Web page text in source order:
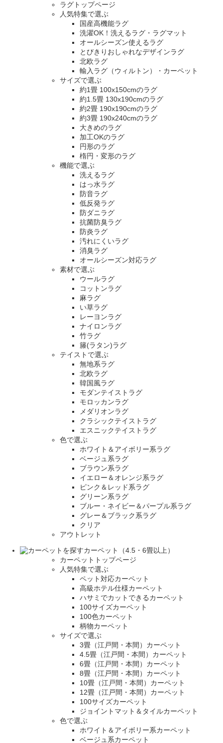
ラグトップページ
人気特集で選ぶ
国産高機能ラグ
洗濯OK！洗えるラグ・ラグマット
オールシーズン使えるラグ
とびきりおしゃれなデザインラグ
北欧ラグ
輸入ラグ（ウィルトン）・カーペット
サイズで選ぶ
約1畳 100x150cmのラグ
約1.5畳 130x190cmのラグ
約2畳 190x190cmのラグ
約3畳 190x240cmのラグ
大きめのラグ
加工OKのラグ
円形のラグ
楕円・変形のラグ
機能で選ぶ
洗えるラグ
はっ水ラグ
防音ラグ
低反発ラグ
防ダニラグ
抗菌防臭ラグ
防炎ラグ
汚れにくいラグ
消臭ラグ
オールシーズン対応ラグ
素材で選ぶ
ウールラグ
コットンラグ
麻ラグ
い草ラグ
レーヨンラグ
ナイロンラグ
竹ラグ
籐(ラタン)ラグ
テイストで選ぶ
無地系ラグ
北欧ラグ
韓国風ラグ
モダンテイストラグ
モロッカンラグ
メダリオンラグ
クラシックテイストラグ
エスニックテイストラグ
色で選ぶ
ホワイト＆アイボリー系ラグ
ベージュ系ラグ
ブラウン系ラグ
イエロー＆オレンジ系ラグ
ピンク＆レッド系ラグ
グリーン系ラグ
ブルー・ネイビー＆パープル系ラグ
グレー＆ブラック系ラグ
クリア
アウトレット
カーペット（4.5・6畳以上）
カーペットトップページ
人気特集で選ぶ
ペット対応カーペット
高級ホテル仕様カーペット
ハサミでカットできるカーペット
100サイズカーペット
100色カーペット
柄物カーペット
サイズで選ぶ
3畳（江戸間・本間）カーペット
4.5畳（江戸間・本間）カーペット
6畳（江戸間・本間）カーペット
8畳（江戸間・本間）カーペット
10畳（江戸間・本間）カーペット
12畳（江戸間・本間）カーペット
100サイズカーペット
ジョイントマット＆タイルカーペット
色で選ぶ
ホワイト＆アイボリー系カーペット
ベージュ系カーペット